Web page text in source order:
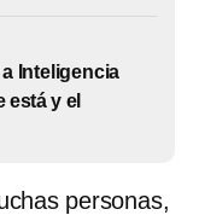
Inteligencia
y el
personas,